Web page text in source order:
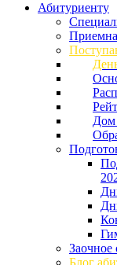
Абитуриенту
Дом
Заочное
Блог